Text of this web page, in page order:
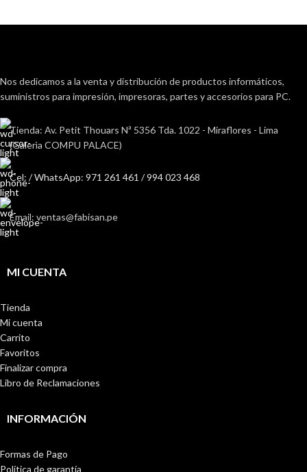
Nos dedicamos a la venta y distribución de productos informáticos,
suministros para impresión, impresoras, partes y accesorios para PC.
Tienda: Av. Petit Thouars Nª 5356 Tda. 1022 - Miraflores - Lima
(Galerìa COMPU PALACE)
Cel: / WhatsApp: 971 261 461 / 994 023 468
Email: ventas@fabisan.pe
MI CUENTA
Tienda
Mi cuenta
Carrito
Favoritos
Finalizar compra
Libro de Reclamaciones
INFORMACIÓN
Formas de Pago
Política de garantía